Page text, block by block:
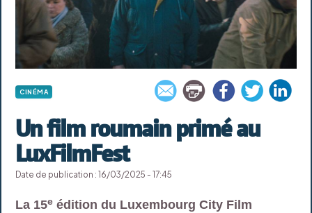
CINÉMA
Un film roumain primé au
LuxFilmFest
Date de publication : 16/03/2025 - 17:45
La 15e édition du Luxembourg City Film